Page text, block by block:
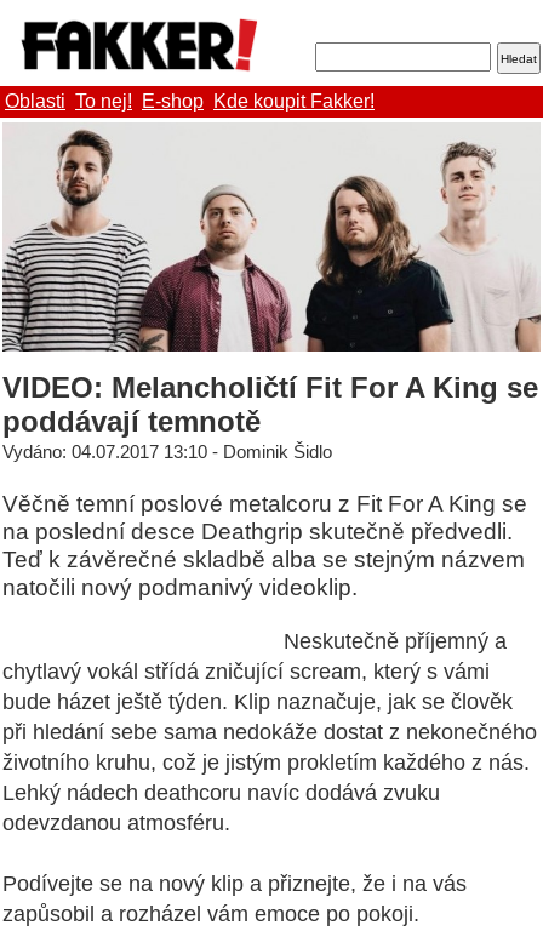
Oblasti To nej! E-shop Kde koupit Fakker!
VIDEO: Melancholičtí Fit For A King se
poddávají temnotě
Vydáno: 04.07.2017 13:10 - Dominik Šidlo
Věčně temní poslové metalcoru z Fit For A King se
na poslední desce Deathgrip skutečně předvedli.
Teď k závěrečné skladbě alba se stejným názvem
natočili nový podmanivý videoklip.
Neskutečně příjemný a
chytlavý vokál střídá zničující scream, který s vámi
bude házet ještě týden. Klip naznačuje, jak se člověk
při hledání sebe sama nedokáže dostat z nekonečného
životního kruhu, což je jistým prokletím každého z nás.
Lehký nádech deathcoru navíc dodává zvuku
odevzdanou atmosféru.
Podívejte se na nový klip a přiznejte, že i na vás
zapůsobil a rozházel vám emoce po pokoji.